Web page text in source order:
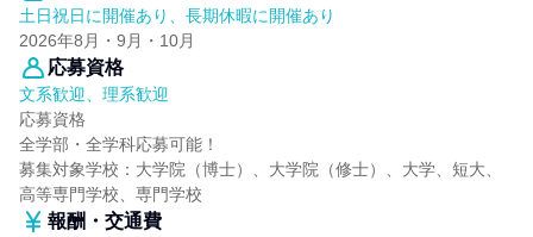
土日祝日に開催あり、長期休暇に開催あり
2026年8月・9月・10月
応募資格
文系歓迎、理系歓迎
応募資格
全学部・全学科応募可能！
募集対象学校：大学院（博士）、大学院（修士）、大学、短大、
高等専門学校、専門学校
報酬・交通費